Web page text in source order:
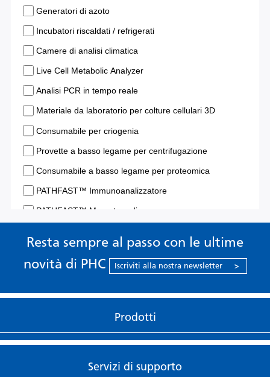
Resta sempre al passo con le ultime
novità di PHC
Iscriviti alla nostra newsletter >
Prodotti
Servizi di supporto